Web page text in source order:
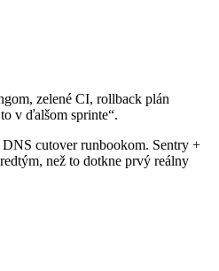
zelené CI, rollback plán
v ďalšom sprinte“.
cutover runbookom. Sentry +
než to dotkne prvý reálny